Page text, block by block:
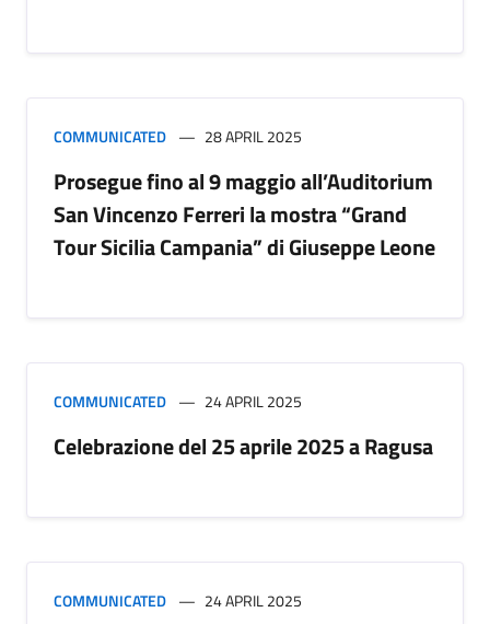
COMMUNICATED 28 APRIL 2025
Prosegue fino al 9 maggio all’Auditorium
San Vincenzo Ferreri la mostra “Grand
Tour Sicilia Campania” di Giuseppe Leone
COMMUNICATED 24 APRIL 2025
Celebrazione del 25 aprile 2025 a Ragusa
COMMUNICATED 24 APRIL 2025